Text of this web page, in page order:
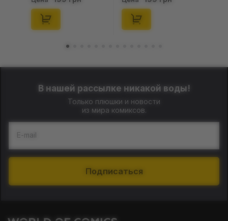
(Blind Box: 1 з 24),
(11550)
46), (15475)
В нашей рассылке никакой воды!
Только плюшки и новости
из мира комиксов.
E-mail
Подписаться